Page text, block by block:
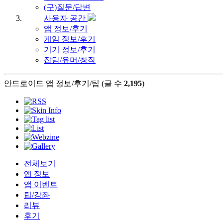
(구)질문/답변
사용자 공간
앱 정보/후기
게임 정보/후기
기기 정보/후기
잡담/유머/창작
안드로이드 앱 정보/후기/팁 (글 수 2,195)
전체보기
앱 정보
앱 이벤트
팁/강좌
리뷰
후기